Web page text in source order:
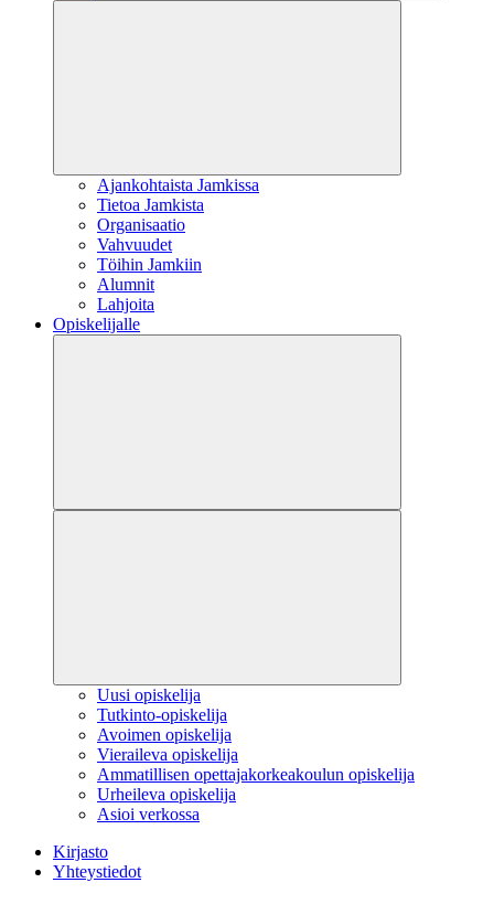
Ajankohtaista Jamkissa
Tietoa Jamkista
Organisaatio
Vahvuudet
Töihin Jamkiin
Alumnit
Lahjoita
Opiskelijalle
Uusi opiskelija
Tutkinto-opiskelija
Avoimen opiskelija
Vieraileva opiskelija
Ammatillisen opettajakorkeakoulun opiskelija
Urheileva opiskelija
Asioi verkossa
Kirjasto
Yhteystiedot